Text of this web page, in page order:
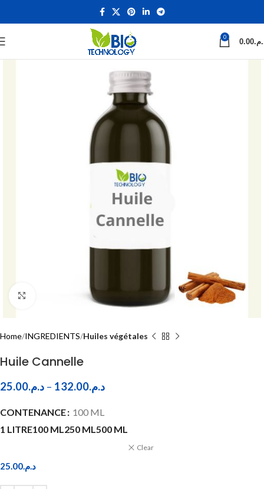
0 0.00
Click to enlarge
Home INGREDIENTS Huiles végétales
Huile Cannelle
د.م.25.00 – د.م.132.00
CONTENANCE
100 ML
1 LITRE100 ML250 ML500 ML
Clear
د.م.25.00